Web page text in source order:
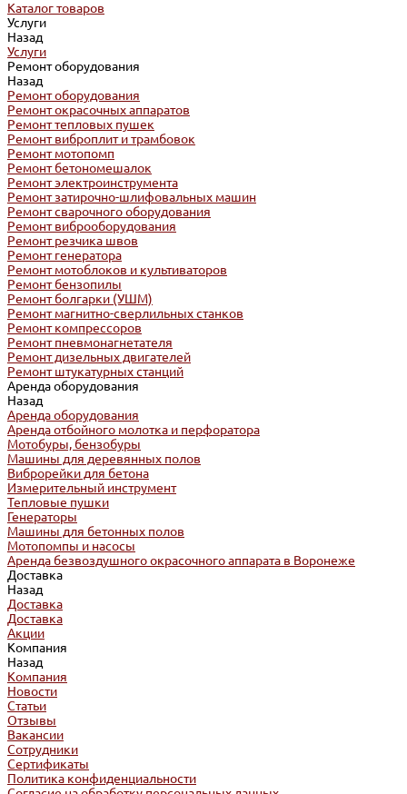
Каталог товаров
Услуги
Назад
Услуги
Ремонт оборудования
Назад
Ремонт оборудования
Ремонт окрасочных аппаратов
Ремонт тепловых пушек
Ремонт виброплит и трамбовок
Ремонт мотопомп
Ремонт бетономешалок
Ремонт электроинструмента
Ремонт затирочно-шлифовальных машин
Ремонт сварочного оборудования
Ремонт виброоборудования
Ремонт резчика швов
Ремонт генератора
Ремонт мотоблоков и культиваторов
Ремонт бензопилы
Ремонт болгарки (УШМ)
Ремонт магнитно-сверлильных станков
Ремонт компрессоров
Ремонт пневмонагнетателя
Ремонт дизельных двигателей
Ремонт штукатурных станций
Аренда оборудования
Назад
Аренда оборудования
Аренда отбойного молотка и перфоратора
Мотобуры, бензобуры
Машины для деревянных полов
Виброрейки для бетона
Измерительный инструмент
Тепловые пушки
Генераторы
Машины для бетонных полов
Мотопомпы и насосы
Аренда безвоздушного окрасочного аппарата в Воронеже
Доставка
Назад
Доставка
Доставка
Акции
Компания
Назад
Компания
Новости
Статьи
Отзывы
Вакансии
Сотрудники
Сертификаты
Политика конфиденциальности